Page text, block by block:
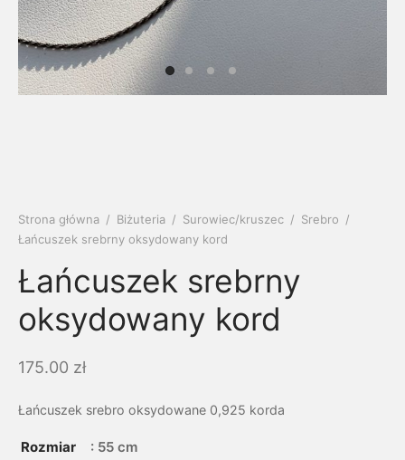
Strona główna / Biżuteria / Surowiec/kruszec / Srebro /
Łańcuszek srebrny oksydowany kord
Łańcuszek srebrny
oksydowany kord
175.00 zł
Łańcuszek srebro oksydowane 0,925 korda
Rozmiar : 55 cm
kruszec
męskie
laboratoryjne
klasyczne
do obrączek
złotodziecka
Imieniny